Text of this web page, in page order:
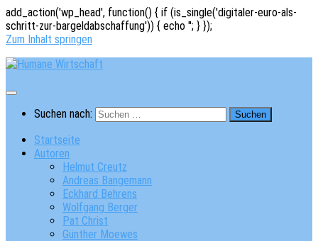
add_action('wp_head', function() { if (is_single('digitaler-euro-als-
schritt-zur-bargeldabschaffung')) { echo ''; } });
Zum Inhalt springen
Suchen nach:
Startseite
Autoren
Helmut Creutz
Andreas Bangemann
Eckhard Behrens
Wolfgang Berger
Pat Christ
Günther Moewes